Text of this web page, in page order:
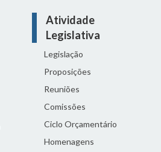
Atividade
Legislativa
Legislação
Proposições
Reuniões
Comissões
Ciclo Orçamentário
Homenagens